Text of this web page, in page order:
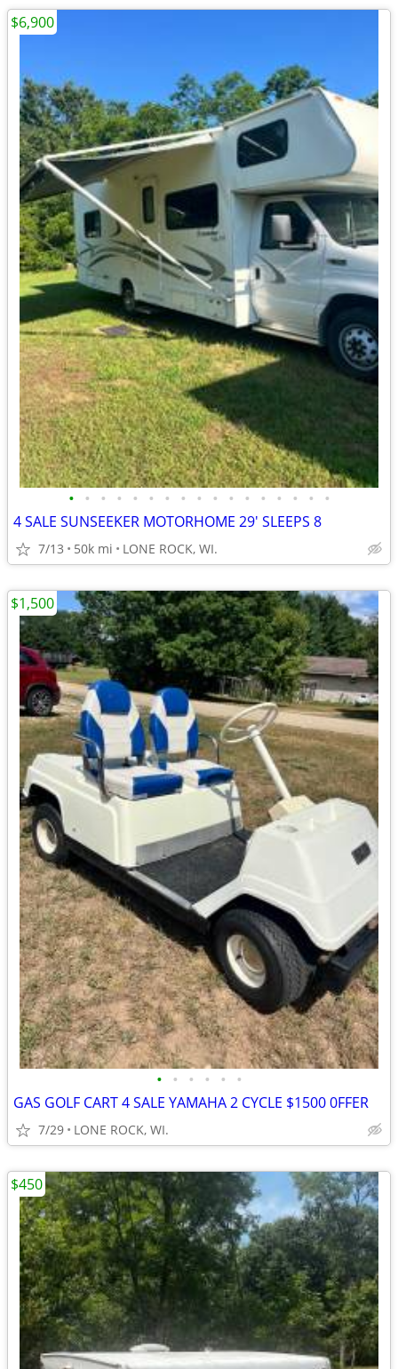
• • • • • • • • • • • • • • • • •
4 SALE SUNSEEKER MOTORHOME 29' SLEEPS 8
7/13 50k mi LONE ROCK, WI.
$6,900
• • • • • •
GAS GOLF CART 4 SALE YAMAHA 2 CYCLE $1500 0FFER
7/29 LONE ROCK, WI.
$1,500
$450